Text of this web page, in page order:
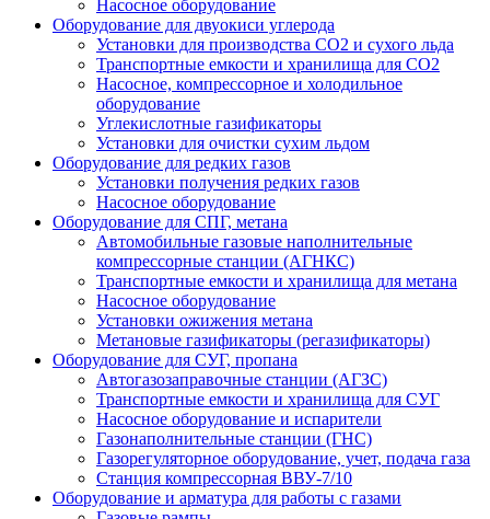
Насосное оборудование
Оборудование для двуокиси углерода
Установки для производства СО2 и сухого льда
Транспортные емкости и хранилища для CO2
Насосное, компрессорное и холодильное
оборудование
Углекислотные газификаторы
Установки для очистки сухим льдом
Оборудование для редких газов
Установки получения редких газов
Насосное оборудование
Оборудование для СПГ, метана
Автомобильные газовые наполнительные
компрессорные станции (АГНКС)
Транспортные емкости и хранилища для метана
Насосное оборудование
Установки ожижения метана
Метановые газификаторы (регазификаторы)
Оборудование для СУГ, пропана
Автогазозаправочные станции (АГЗС)
Транспортные емкости и хранилища для СУГ
Насосное оборудование и испарители
Газонаполнительные станции (ГНС)
Газорегуляторное оборудование, учет, подача газа
Станция компрессорная ВВУ-7/10
Оборудование и арматура для работы с газами